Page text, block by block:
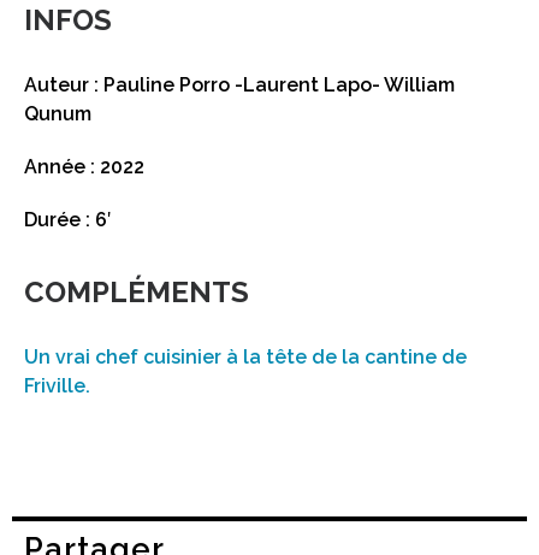
INFOS
Auteur : Pauline Porro -Laurent Lapo- William
Qunum
Année : 2022
Durée : 6′
COMPLÉMENTS
Un vrai chef cuisinier à la tête de la cantine de
Friville.